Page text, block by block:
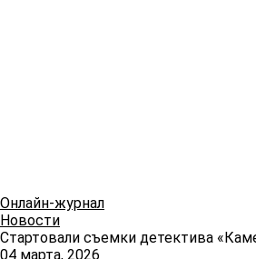
Онлайн-журнал
Новости
Стартовали съемки детектива
04 марта, 2026